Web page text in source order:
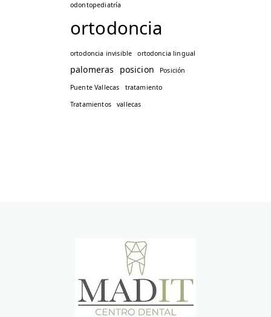
odontopediatría
ortodoncia
ortodoncia invisible ortodoncia lingual
palomeras posicion
Posición
Puente Vallecas
tratamiento
Tratamientos
vallecas